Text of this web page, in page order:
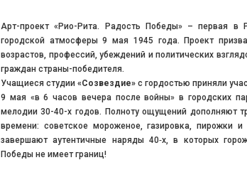
Арт-проект «Рио-Рита. Радость Победы» – первая в
городской атмосферы 9 мая 1945 года. Проект
возрастов, профессий, убеждений и политических
граждан страны-победителя.
Учащиеся студии «Созвездие»с гордостью приняли
9 мая «в 6 часов вечера после войны» в городских
мелодии 30-40-х годов. Полноту ощущений дополняют
времени: советское мороженое, газировка, пирожки
завершают аутентичные наряды 40‑х, в которых
Победы не имеет границ!